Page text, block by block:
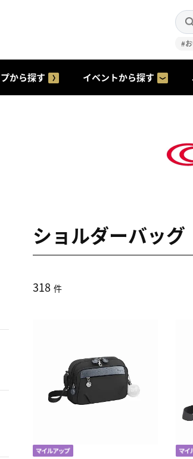
#
から探す イベントから探す
ショルダーバッグ
318 件